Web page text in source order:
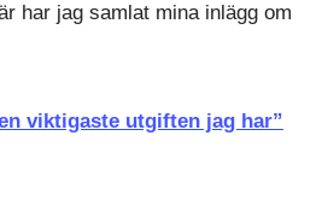
har jag samlat mina inlägg om
viktigaste utgiften jag har”